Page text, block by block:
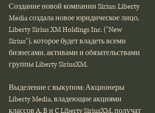
Создание новой компании Sirius: Liberty
Media создала новое юридическое лицо,
Liberty Sirius XM Holdings Inc. ("New
Sirius"), которое будет владеть всеми
бизнесами, активами и обязательствами
группы Liberty SiriusXM.
Выделение с выкупом: Акционеры
Liberty Media, владеющие акциями
классов A, B и C Liberty SiriusXM, получат